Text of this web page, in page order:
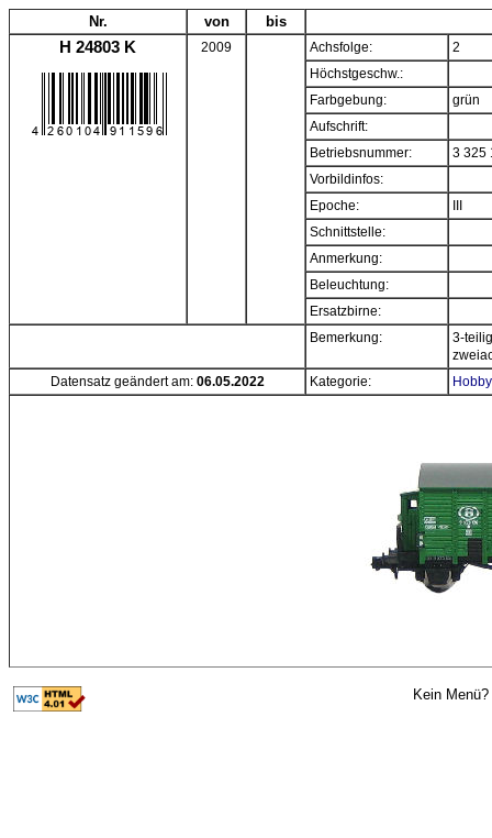
Nr. von bis
H 24803 K 2009 Achsfolge:
2
Höchstgeschw.:
Farbgebung:
grün
Aufschrift:
Betriebsnummer:
3 325
Vorbildinfos:
Epoche:
Schnittstelle:
Anmerkung:
Beleuchtung:
Ersatzbirne:
Bemerkung:
3-
Datensatz geändert am: 06.05.2022 Kategorie:
Kein